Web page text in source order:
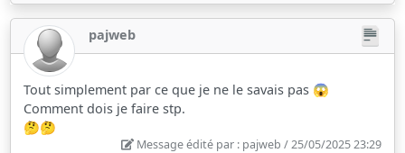
pajweb
Tout simplement par ce que je ne le savais pas 😱
Comment dois je faire stp.
🤔🤔
Message édité par : pajweb / 25/05/2025 23:29